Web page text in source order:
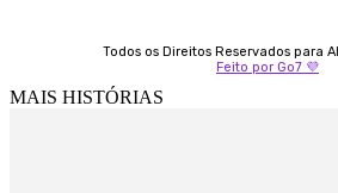
Todos os Direitos Reservados para
Feito por Go7 💜
MAIS HISTÓRIAS